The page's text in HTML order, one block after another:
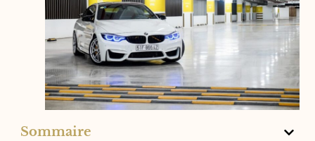
Sommaire